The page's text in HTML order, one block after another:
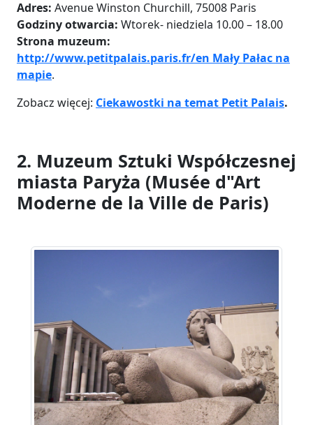
Adres: Avenue Winston Churchill, 75008 Paris
Godziny otwarcia: Wtorek- niedziela 10.00 – 18.00
Strona muzeum:
http://www.petitpalais.paris.fr/en Mały Pałac na
mapie.
Zobacz więcej: Ciekawostki na temat Petit Palais.
2. Muzeum Sztuki Współczesnej
miasta Paryża (Musée d"Art
Moderne de la Ville de Paris)